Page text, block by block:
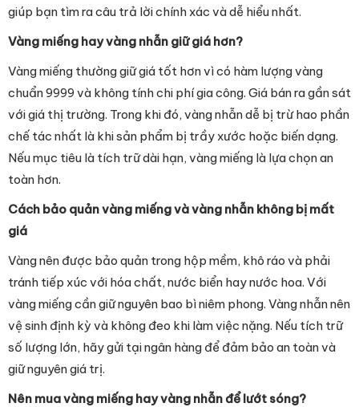
giúp bạn tìm ra câu trả lời chính xác và dễ hiểu nhất.
Vàng miếng hay vàng nhẫn giữ giá hơn?
Vàng miếng thường giữ giá tốt hơn vì có hàm lượng vàng
chuẩn 9999 và không tính chi phí gia công. Giá bán ra gần sát
với giá thị trường. Trong khi đó, vàng nhẫn dễ bị trừ hao phần
chế tác nhất là khi sản phẩm bị trầy xước hoặc biến dạng.
Nếu mục tiêu là tích trữ dài hạn, vàng miếng là lựa chọn an
toàn hơn.
Cách bảo quản vàng miếng và vàng nhẫn không bị mất
giá
Vàng nên được bảo quản trong hộp mềm, khô ráo và phải
tránh tiếp xúc với hóa chất, nước biển hay nước hoa. Với
vàng miếng cần giữ nguyên bao bì niêm phong. Vàng nhẫn nên
vệ sinh định kỳ và không đeo khi làm việc nặng. Nếu tích trữ
số lượng lớn, hãy gửi tại ngân hàng để đảm bảo an toàn và
giữ nguyên giá trị.
Nên mua vàng miếng hay vàng nhẫn để lướt sóng?